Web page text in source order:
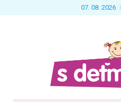
07. 08. 2026